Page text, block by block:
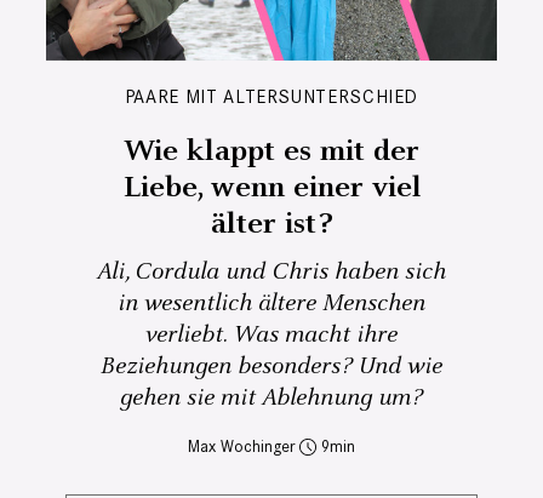
PAARE MIT ALTERSUNTERSCHIED
Wie klappt es mit der
Liebe, wenn einer viel
älter ist?
Ali, Cordula und Chris haben sich
in wesentlich ältere Menschen
verliebt. Was macht ihre
Beziehungen besonders? Und wie
gehen sie mit Ablehnung um?
Max Wochinger 9